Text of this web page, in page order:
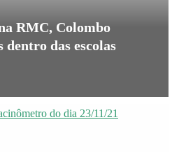
RMC, Colombo
dentro das escolas